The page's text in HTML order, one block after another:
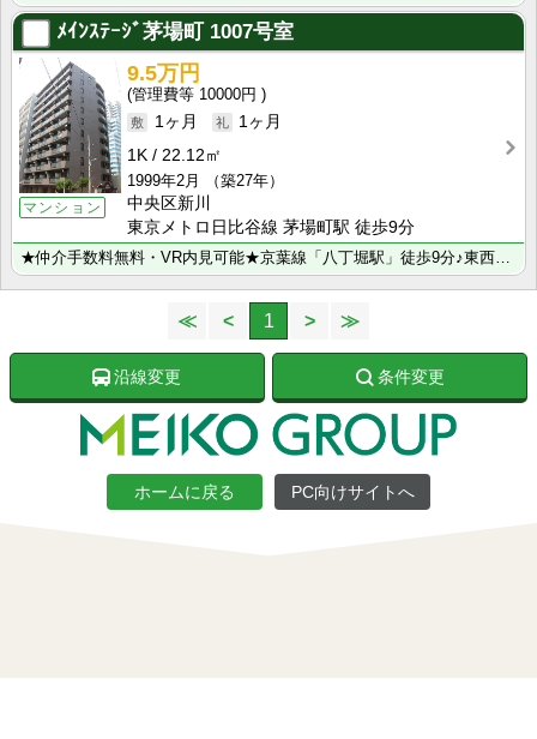
ﾒｲﾝｽﾃｰｼﾞ茅場町1007号室
マンション
9.5万円
10000円
1ヶ月
1ヶ月
1K
22.12㎡
1999年2月
（築27年）
中央区新川
東京メトロ日比谷線 茅場町駅 徒歩9分
★仲介手数料無料・VR内見可能★京葉線「八丁堀駅」徒歩9分♪東西線・日比谷線「茅場町駅」も徒歩9分で･･･
≪ < 1 > ≫
沿線変更 条件変更
ホームに戻る PC向けサイトへ